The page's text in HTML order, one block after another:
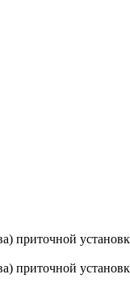
приточной
приточной